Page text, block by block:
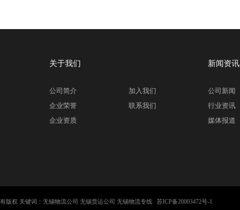
关于我们
公司简介
企业荣誉
企业资质
加入我们
联系我们
新闻资讯
公司新闻
行业资讯
媒体报道
版权 关键词：无锡物流公司 无锡货运公司 无锡物流专线 苏ICP备20003472号-1